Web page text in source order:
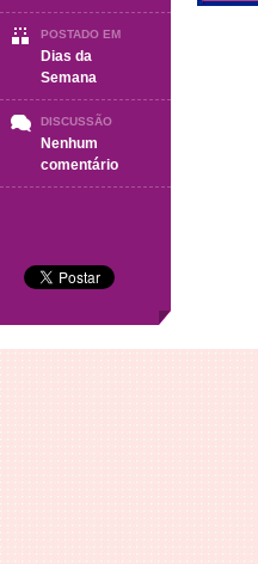
POSTADO EM
Dias da
Semana
DISCUSSÃO
Nenhum
comentárioem
Domingo